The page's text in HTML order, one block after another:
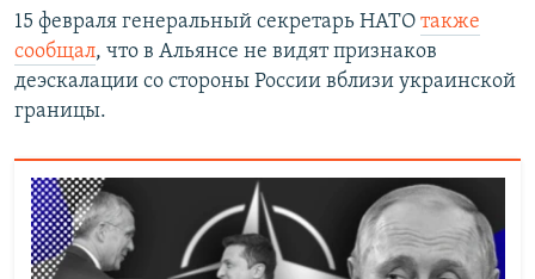
15 февраля генеральный секретарь НАТО также
сообщал, что в Альянсе не видят признаков
деэскалации со стороны России вблизи украинской
границы.